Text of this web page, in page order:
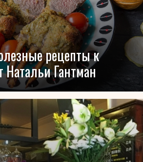
рецепты к
Натальи Гантман